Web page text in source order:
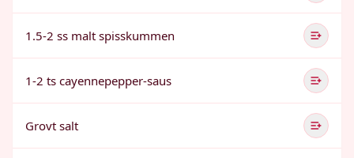
1.5-2 ss malt spisskummen
1-2 ts cayennepepper-saus
Grovt salt